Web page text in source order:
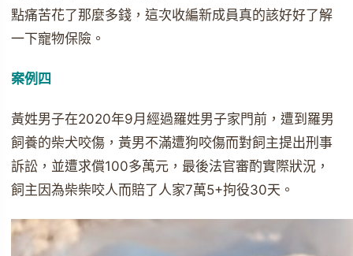
點痛苦花了那麼多錢，這次收編新成員真的該好好了解
一下寵物保險。
案例四
黃姓男子在2020年9月經過羅姓男子家門前，遭到羅男
飼養的柴犬咬傷，黃男不滿遭狗咬傷而對飼主提出刑事
訴訟，並遭求償100多萬元，最後法官審酌實際狀況，
飼主因為柴柴咬人而賠了人家7萬5+拘役30天。